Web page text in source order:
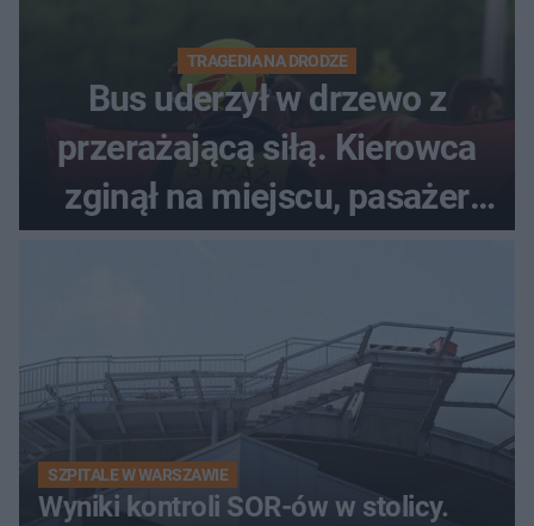
TRAGEDIA NA DRODZE
Bus uderzył w drzewo z
przerażającą siłą. Kierowca
zginął na miejscu, pasażer
walczy o życie
SZPITALE W WARSZAWIE
Wyniki kontroli SOR-ów w stolicy.